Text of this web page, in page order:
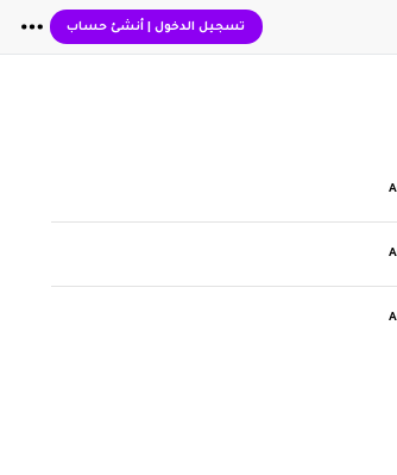
تسجيل الدخول| أنشئ حساب